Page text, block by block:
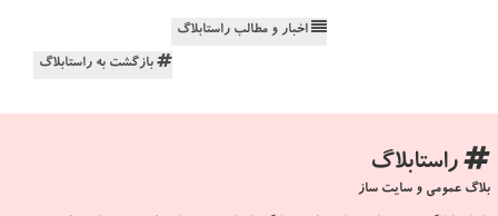
اخبار و مطالب راستابلاگ
بازگشت به راستابلاگ
راستابلاگ
بلاگ عمومی و سایت ساز